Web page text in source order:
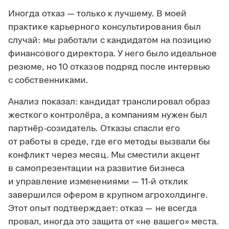
Иногда отказ — только к лучшему. В моей
практике карьерного консультирования был
случай: мы работали с кандидатом на позицию
финансового директора. У него было идеальное
резюме, но 10 отказов подряд после интервью
с собственниками.
Анализ показал: кандидат транслировал образ
жесткого контролёра, а компаниям нужен был
партнёр-созидатель. Отказы спасли его
от работы в среде, где его методы вызвали бы
конфликт через месяц. Мы сместили акцент
в самопрезентации на развитие бизнеса
и управление изменениями — 11-й отклик
завершился офером в крупном агрохолдинге.
Этот опыт подтверждает: отказ — не всегда
провал, иногда это защита от «не вашего» места.